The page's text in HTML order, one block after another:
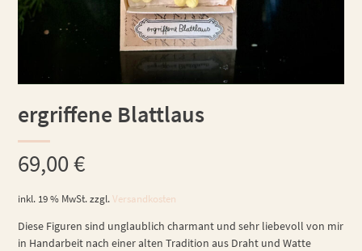
ergriffene Blattlaus
69,00€
inkl. 19 % MwSt. zzgl.Versandkosten
Diese Figuren sind unglaublich charmant und sehr liebevoll von mir
in Handarbeit nach einer alten Tradition aus Draht und Watte